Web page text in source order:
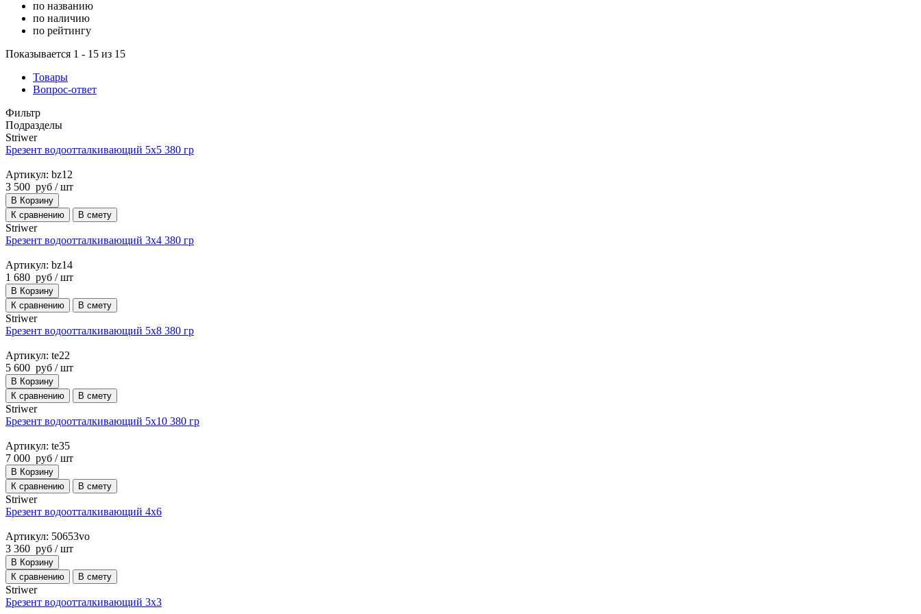
по названию
по наличию
по рейтингу
Показывается 1 - 15 из 15
Товары
Вопрос-ответ
Фильтр
Подразделы
Striwer
Брезент водоотталкивающий 5х5 380 гр
Артикул: bz12
3 500 руб / шт
В Корзину
К сравнению
В смету
Striwer
Брезент водоотталкивающий 3х4 380 гр
Артикул: bz14
1 680 руб / шт
В Корзину
К сравнению
В смету
Striwer
Брезент водоотталкивающий 5х8 380 гр
Артикул: te22
5 600 руб / шт
В Корзину
К сравнению
В смету
Striwer
Брезент водоотталкивающий 5х10 380 гр
Артикул: te35
7 000 руб / шт
В Корзину
К сравнению
В смету
Striwer
Брезент водоотталкивающий 4x6
Артикул: 50653vo
3 360 руб / шт
В Корзину
К сравнению
В смету
Striwer
Брезент водоотталкивающий 3х3